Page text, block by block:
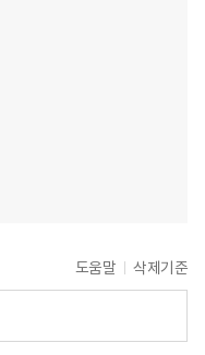
도움말 삭제기준